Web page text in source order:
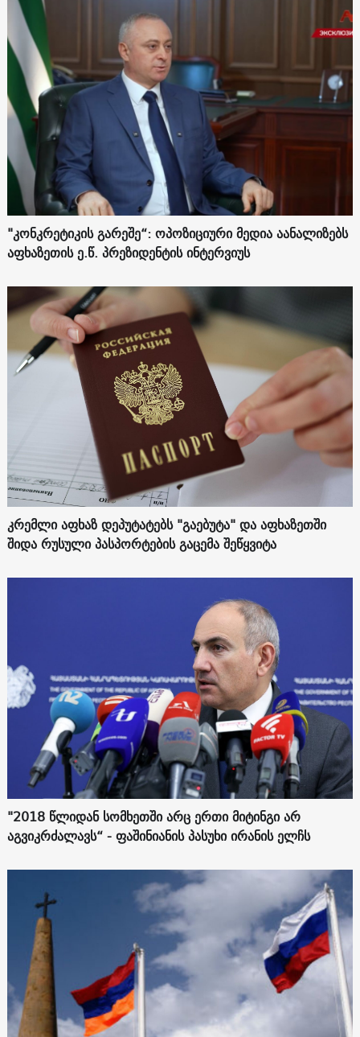
"კონკრეტიკის გარეშე“: ოპოზიციური მედია აანალიზებს
აფხაზეთის ე.წ. პრეზიდენტის ინტერვიუს
კრემლი აფხაზ დეპუტატებს "გაებუტა" და აფხაზეთში
შიდა რუსული პასპორტების გაცემა შეწყვიტა
"2018 წლიდან სომხეთში არც ერთი მიტინგი არ
აგვიკრძალავს“ - ფაშინიანის პასუხი ირანის ელჩს